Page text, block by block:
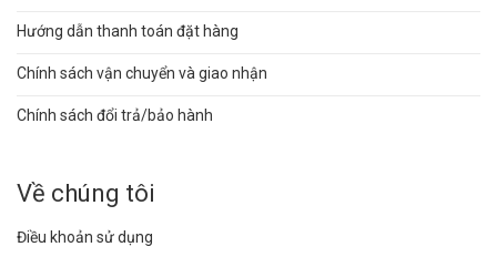
Hướng dẫn thanh toán đặt hàng
Chính sách vận chuyển và giao nhận
Chính sách đổi trả/bảo hành
Về chúng tôi
Điều khoản sử dụng